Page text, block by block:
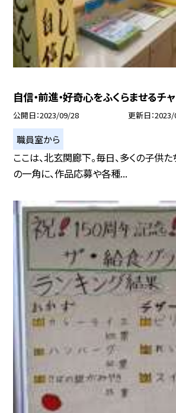
自信・前進・好奇心をふくらませるチ
公開日 2023/09/28 更新日
職員室から
ここは、北玄関廊下。毎日、多くの子供た
の一角に、作品応募や各種...